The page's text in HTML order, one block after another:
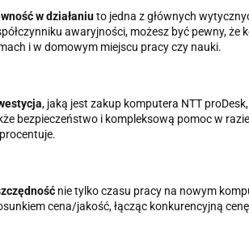
w działaniuto jedna z głównych
awaryjności, możesz być pewny,
i w domowym miejscu pracy czy nauki.
, jaką jest zakup komputera NTT
bezpieczeństwo i kompleksową pomoc w
nie tylko czasu pracy na nowym
cena/jakość, łącząc konkurencyjną